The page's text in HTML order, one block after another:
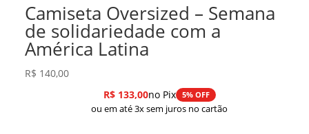
Camiseta Oversized – Semana
de solidariedade com a
América Latina
R$ 140,00
R$133,00no Pix 5% OFF
ou em até 3x sem juros no cartão